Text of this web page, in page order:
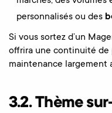
personnalisés ou des
Si vous sortez d’un
offrira une continuité de
maintenance largement
3.2. Thème